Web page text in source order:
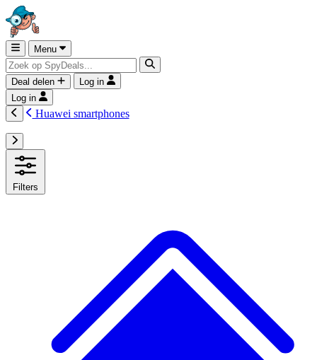
Menu
Deal delen
Log in
Log in
Huawei smartphones
Filters